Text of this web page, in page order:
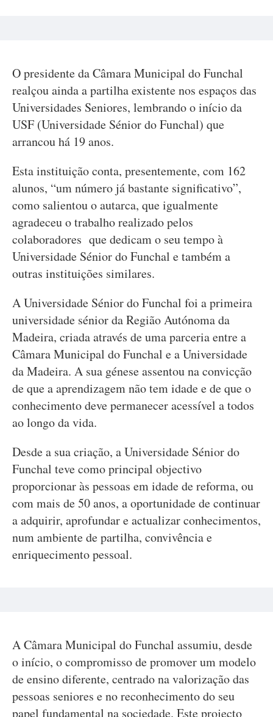
O presidente da Câmara Municipal do Funchal
realçou ainda a partilha existente nos espaços das
Universidades Seniores, lembrando o início da
USF (Universidade Sénior do Funchal) que
arrancou há 19 anos.
Esta instituição conta, presentemente, com 162
alunos, “um número já bastante significativo”,
como salientou o autarca, que igualmente
agradeceu o trabalho realizado pelos
colaboradores que dedicam o seu tempo à
Universidade Sénior do Funchal e também a
outras instituições similares.
A Universidade Sénior do Funchal foi a primeira
universidade sénior da Região Autónoma da
Madeira, criada através de uma parceria entre a
Câmara Municipal do Funchal e a Universidade
da Madeira. A sua génese assentou na convicção
de que a aprendizagem não tem idade e de que o
conhecimento deve permanecer acessível a todos
ao longo da vida.
Desde a sua criação, a Universidade Sénior do
Funchal teve como principal objectivo
proporcionar às pessoas em idade de reforma, ou
com mais de 50 anos, a oportunidade de continuar
a adquirir, aprofundar e actualizar conhecimentos,
num ambiente de partilha, convivência e
enriquecimento pessoal.
A Câmara Municipal do Funchal assumiu, desde
o início, o compromisso de promover um modelo
de ensino diferente, centrado na valorização das
pessoas seniores e no reconhecimento do seu
papel fundamental na sociedade. Este projecto